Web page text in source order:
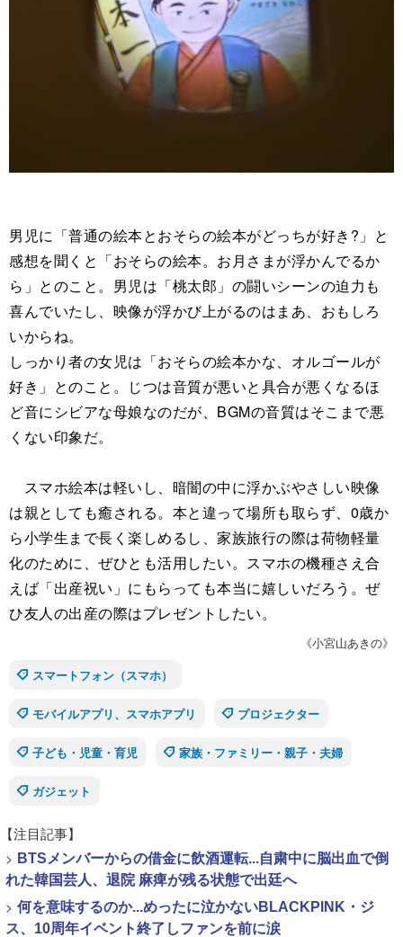
男児に「普通の絵本とおそらの絵本がどっちが好き?」と
感想を聞くと「おそらの絵本。お月さまが浮かんでるか
ら」とのこと。男児は「桃太郎」の闘いシーンの迫力も
喜んでいたし、映像が浮かび上がるのはまあ、おもしろ
いからね。
しっかり者の女児は「おそらの絵本かな、オルゴールが
好き」とのこと。じつは音質が悪いと具合が悪くなるほ
ど音にシビアな母娘なのだが、BGMの音質はそこまで悪
くない印象だ。
スマホ絵本は軽いし、暗闇の中に浮かぶやさしい映像
は親としても癒される。本と違って場所も取らず、0歳か
ら小学生まで長く楽しめるし、家族旅行の際は荷物軽量
化のために、ぜひとも活用したい。スマホの機種さえ合
えば「出産祝い」にもらっても本当に嬉しいだろう。ぜ
ひ友人の出産の際はプレゼントしたい。
《小宮山あきの》
スマートフォン（スマホ）
モバイルアプリ、スマホアプリ プロジェクター
子ども・児童・育児 家族・ファミリー・親子・夫婦
ガジェット
【注目記事】
> BTSメンバーからの借金に飲酒運転...自粛中に脳出血で倒
れた韓国芸人、退院 麻痺が残る状態で出廷へ
> 何を意味するのか...めったに泣かないBLACKPINK・ジ
ス、10周年イベント終了しファンを前に涙